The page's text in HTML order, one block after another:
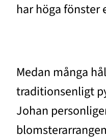
har höga fönster
Medan många
traditionsenligt
Johan